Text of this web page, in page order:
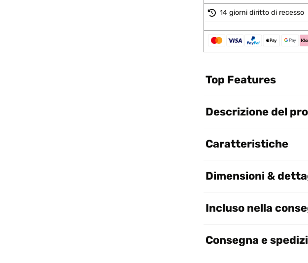
14 giorni diritto di recesso
Top Features
Descrizione del
Caratteristiche
Dimensioni &
Incluso nella
Consegna e